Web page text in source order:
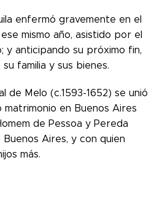
enfermó gravemente en el
mismo año, asistido por el
y anticipando su próximo fin,
familia y sus bienes.
de Melo (c.1593-1652) se unió
matrimonio en Buenos Aires
de Pessoa y Pereda
Buenos Aires, y con quien
más.